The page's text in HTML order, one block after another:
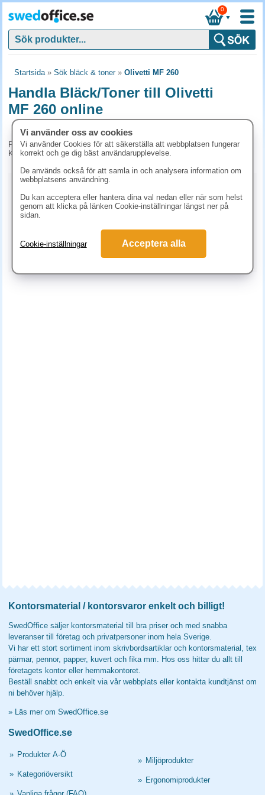
▼
0
Startsida» Sök bläck & toner» Olivetti MF 260
Handla Bläck/Toner till Olivetti
MF 260 online
För tillfället har vi inga produkter kopplade till denna maskin.
Kontakta kundtjänst på tel. 08-24 50 55 för mer information.
Vitt papper Färgat papper Premiumpapper
Laserark och BG-talonger
Kontorsmaterial / kontorsvaror enkelt och billigt!
SwedOffice säljer kontorsmaterial till bra priser och med snabba
leveranser till företag och privatpersoner inom hela Sverige.
Vi har ett stort sortiment inom skrivbordsartiklar och kontorsmaterial, tex
pärmar, pennor, papper, kuvert och fika mm. Hos oss hittar du allt till
företagets kontor eller hemmakontoret.
Beställ snabbt och enkelt via vår webbplats eller kontakta kundtjänst om
ni behöver hjälp.
» Läs mer om SwedOffice.se
SwedOffice.se
» Produkter A-Ö
» Kategoriöversikt
» Miljöprodukter
» Ergonomiprodukter
Vi använder oss av cookies
Vi använder Cookies för att säkerställa att webbplatsen fungerar
korrekt och ge dig bäst användarupplevelse.
De används också för att samla in och analysera information om
webbplatsens användning.
Du kan acceptera eller hantera dina val nedan eller när som helst
genom att klicka på länken Cookie-inställningar längst ner på
sidan.
Cookie-inställningar Acceptera alla